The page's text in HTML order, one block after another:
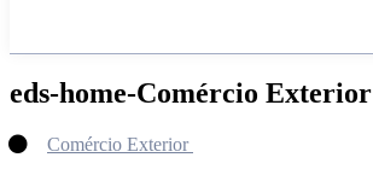
eds-home-Comércio Exterior
Comércio Exterior